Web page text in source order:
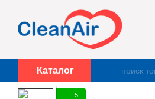
Перейти к основному контенту
Каталог
5